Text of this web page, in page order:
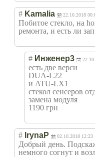
# Kamalia 22.10.2018
Побитое стекло, на
ремонта, и есть ли
# Инженер3
есть две верси
DUA-L22
и ATU-LX1
стекол сенсеров
замена модуля
1190 грн
# IrynaP 02.10.2018 12:23
Добрый день.
немного согнут и